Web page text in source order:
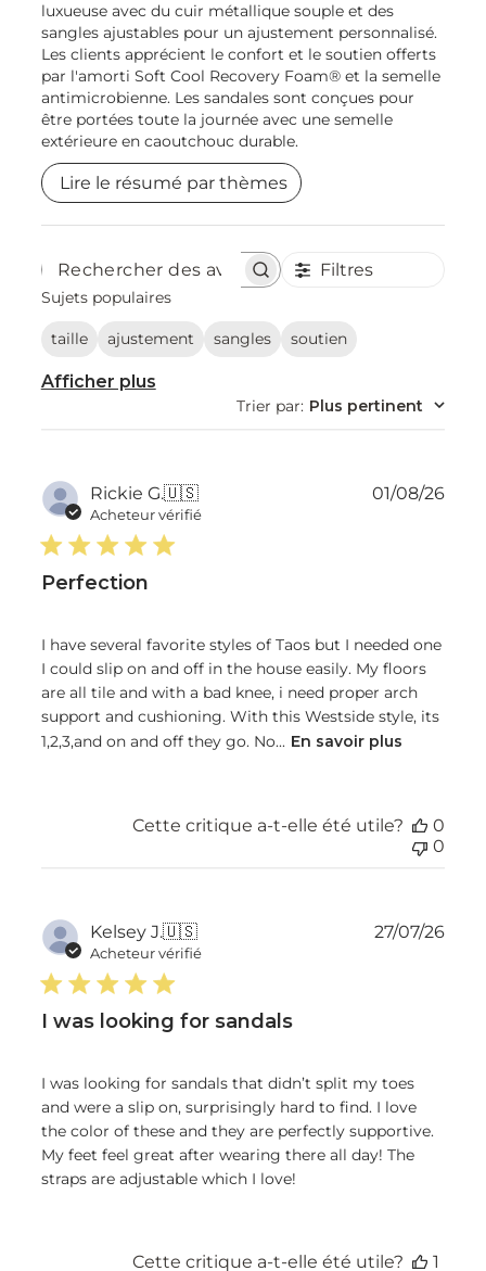
luxueuse avec du cuir métallique souple et des
sangles ajustables pour un ajustement personnalisé.
Les clients apprécient le confort et le soutien offerts
par l'amorti Soft Cool Recovery Foam® et la semelle
antimicrobienne. Les sandales sont conçues pour
être portées toute la journée avec une semelle
extérieure en caoutchouc durable.
Lire le résumé par thèmes
Rechercher
des
Filtres
Sujets populaires
taille ajustement sangles soutien
Afficher plus
Trier par: Plus pertinent
Rickie G.🇺🇸
Acheteur vérifié
Perfection
I have several favorite styles of Taos but I needed one
I could slip on and off in the house easily. My floors
are all tile and with a bad knee, i need proper arch
support and cushioning. With this Westside style, its
1,2,3,and on and off they go. No... En savoir plus
Date
01/08/26
Cette critique a-t-elle été utile?
0
0
Kelsey J.🇺🇸
Acheteur vérifié
I was looking for sandals
I was looking for sandals that didn’t split my toes
and were a slip on, surprisingly hard to find. I love
the color of these and they are perfectly supportive.
My feet feel great after wearing there all day! The
straps are adjustable which I love!
Date
27/07/26
Cette critique a-t-elle été utile? 1